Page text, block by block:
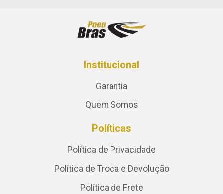
Institucional
Garantia
Quem Somos
Políticas
Política de Privacidade
Política de Troca e Devolução
Política de Frete